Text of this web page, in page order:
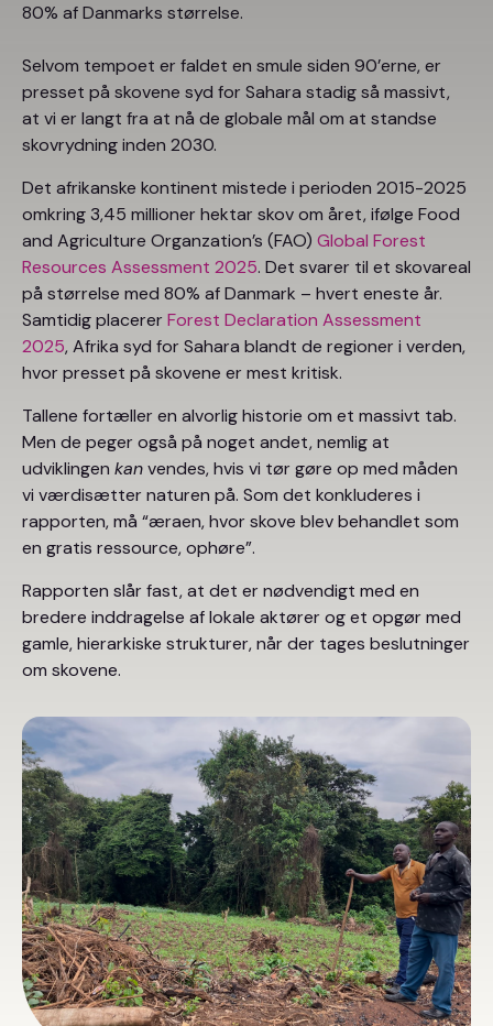
80% af Danmarks størrelse.
Selvom tempoet er faldet en smule siden 90’erne, er
presset på skovene syd for Sahara stadig så massivt,
at vi er langt fra at nå de globale mål om at standse
skovrydning inden 2030.
Det afrikanske kontinent mistede i perioden 2015-2025
omkring 3,45 millioner hektar skov om året, ifølge Food
and Agriculture Organzation’s (FAO) Global Forest
Resources Assessment 2025. Det svarer til et skovareal
på størrelse med 80% af Danmark – hvert eneste år.
Samtidig placerer Forest Declaration Assessment
2025, Afrika syd for Sahara blandt de regioner i verden,
hvor presset på skovene er mest kritisk.
Tallene fortæller en alvorlig historie om et massivt tab.
Men de peger også på noget andet, nemlig at
udviklingen kanvendes, hvis vi tør gøre op med måden
vi værdisætter naturen på. Som det konkluderes i
rapporten, må “æraen, hvor skove blev behandlet som
en gratis ressource, ophøre”.
Rapporten slår fast, at det er nødvendigt med en
bredere inddragelse af lokale aktører og et opgør med
gamle, hierarkiske strukturer, når der tages beslutninger
om skovene.